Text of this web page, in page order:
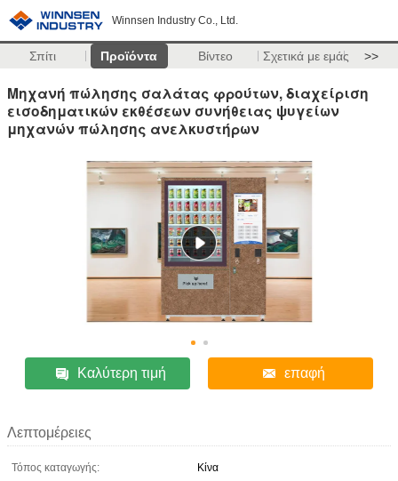
Winnsen Industry Co., Ltd.
Σπίτι Προϊόντα Βίντεο Σχετικά με εμάς >>
Μηχανή πώλησης σαλάτας φρούτων, διαχείριση
εισοδηματικών εκθέσεων συνήθειας ψυγείων
μηχανών πώλησης ανελκυστήρων
Καλύτερη τιμή επαφή
Λεπτομέρειες
Τόπος καταγωγής:
Κίνα